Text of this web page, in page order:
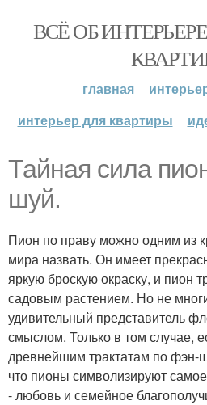
ВСЁ ОБ
главная
интерьер для квартиры
Тайная сила
шуй.
Пион по праву можно одним из
мира назвать. Он имеет
яркую броскую окраску, и пион
садовым растением. Но не
удивительный представитель
смыслом. Только в том случае,
древнейшим трактатам по фэн-
что пионы символизируют
- любовь и семейное